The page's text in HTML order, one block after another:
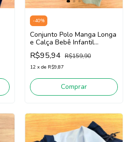
-40%
Conjunto Polo Manga Longa
e Calça Bebê Infantil
Menino Onda Marinha
1261009 (Marinho/Verde)
R$95,94 R$159,90
12 x de R$9,87
Comprar